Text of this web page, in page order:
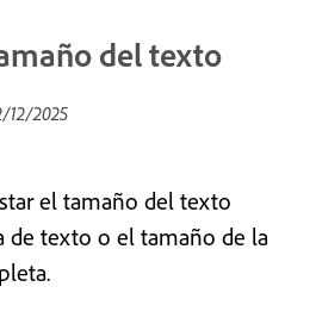
del texto
12/2025
el tamaño del texto
de texto o el tamaño de la